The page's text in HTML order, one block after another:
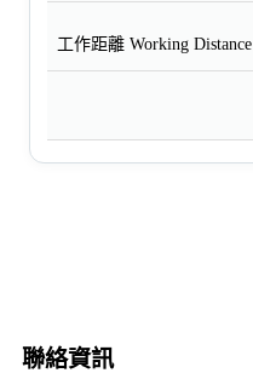
工作距離 Working Distance
聯絡資訊